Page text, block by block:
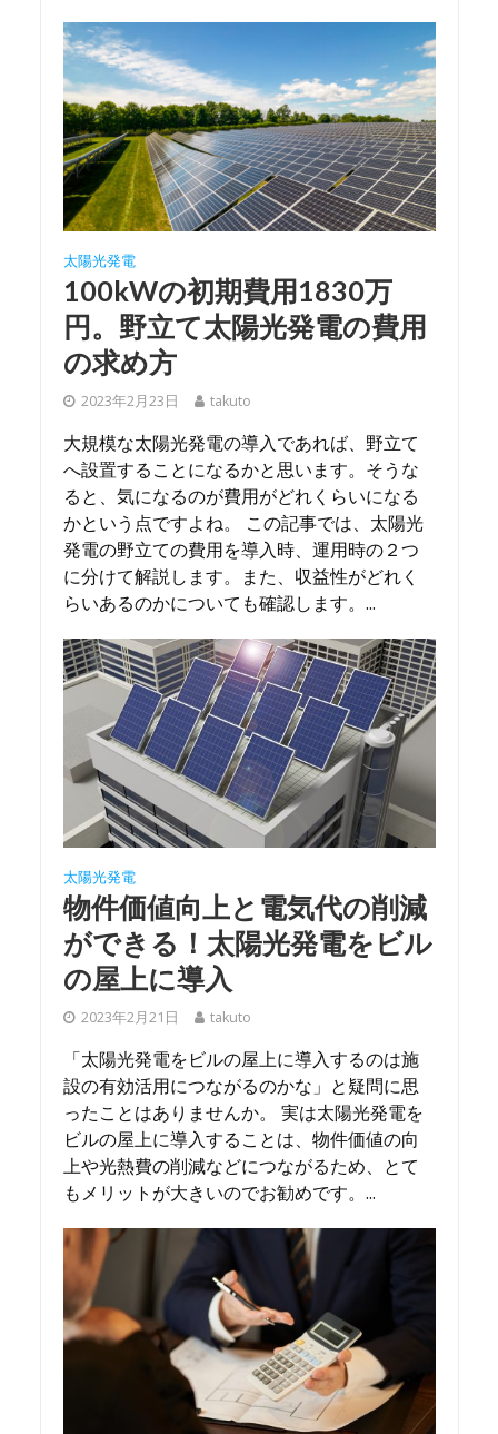
太陽光発電
100kWの初期費用1830万
円。野立て太陽光発電の費用
の求め方
2023年2月23日 takuto
大規模な太陽光発電の導入であれば、野立て
へ設置することになるかと思います。そうな
ると、気になるのが費用がどれくらいになる
かという点ですよね。 この記事では、太陽光
発電の野立ての費用を導入時、運用時の２つ
に分けて解説します。また、収益性がどれく
らいあるのかについても確認します。...
太陽光発電
物件価値向上と電気代の削減
ができる！太陽光発電をビル
の屋上に導入
2023年2月21日 takuto
「太陽光発電をビルの屋上に導入するのは施
設の有効活用につながるのかな」と疑問に思
ったことはありませんか。 実は太陽光発電を
ビルの屋上に導入することは、物件価値の向
上や光熱費の削減などにつながるため、とて
もメリットが大きいのでお勧めです。...